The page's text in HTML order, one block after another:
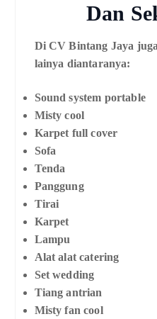
Dan
Di CV Bintang Jaya
lainya diantaranya:
Sound system portable
Misty cool
Karpet full cover
Sofa
Tenda
Panggung
Tirai
Karpet
Lampu
Alat alat catering
Set wedding
Tiang antrian
Misty fan cool